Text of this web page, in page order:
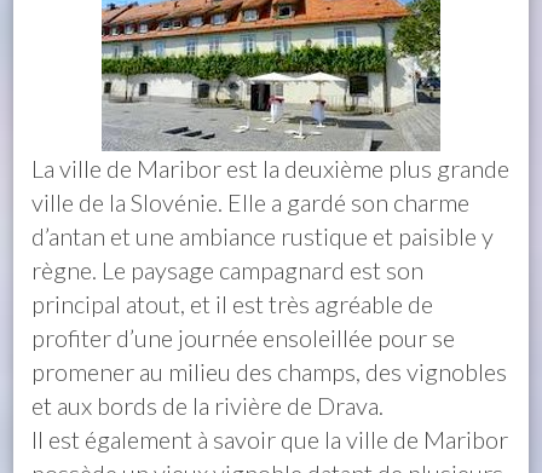
La ville de Maribor est la deuxième plus grande
ville de la Slovénie. Elle a gardé son charme
d’antan et une ambiance rustique et paisible y
règne. Le paysage campagnard est son
principal atout, et il est très agréable de
profiter d’une journée ensoleillée pour se
promener au milieu des champs, des vignobles
et aux bords de la rivière de Drava.
Il est également à savoir que la ville de Maribor